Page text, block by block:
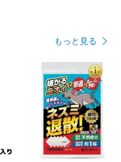
もっと見る